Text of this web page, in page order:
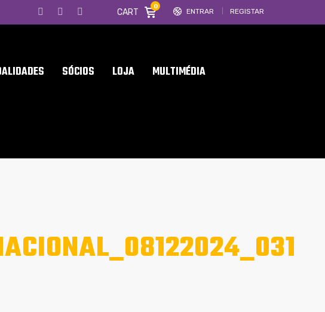
ENTRAR REGISTAR
CART
0
SÓCIOS LOJA MULTIMÉDIA